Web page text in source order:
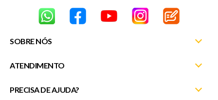
SOBRE NÓS
Nossas Lojas
ATENDIMENTO
Minha Conta
PRECISA DE AJUDA?